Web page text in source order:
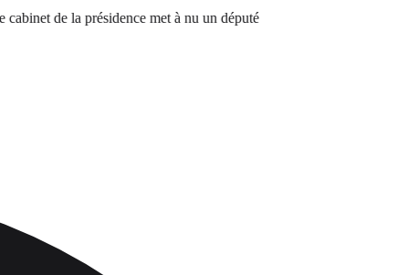
de la présidence met à nu un député